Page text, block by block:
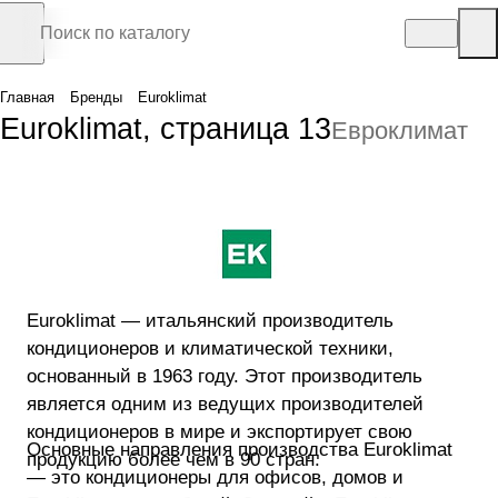
Главная Бренды Euroklimat
Euroklimat, страница 13Евроклимат
Euroklimat — итальянский производитель
кондиционеров и климатической техники,
основанный в 1963 году. Этот производитель
является одним из ведущих производителей
кондиционеров в мире и экспортирует свою
продукцию более чем в 90 стран.
Основные направления производства Euroklimat
— это кондиционеры для офисов, домов и